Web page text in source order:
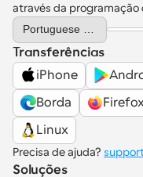
através da programação
Select Language
Portuguese (Portugal)
Transferências
iPhone
Borda
Linux
Precisa de ajuda?
Soluções